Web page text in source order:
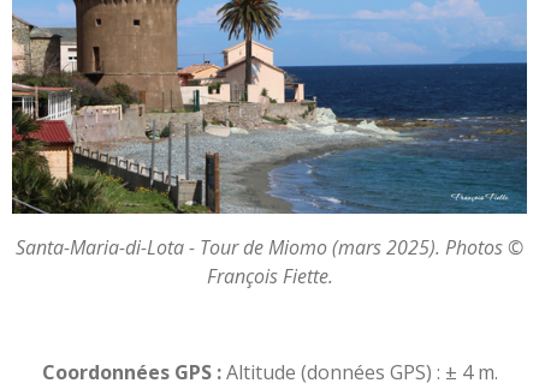
Santa-Maria-di-Lota - Tour de Miomo (mars 2025). Photos ©
François Fiette.
Coordonnées GPS :Altitude (données GPS) : ± 4 m.